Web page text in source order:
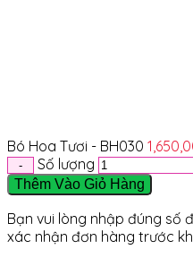
Bó Hoa Tươi - BH030
Số lượng
Thêm Vào Giỏ Hàng
Bạn vui lòng nhập đúng số
xác nhận đơn hàng trước